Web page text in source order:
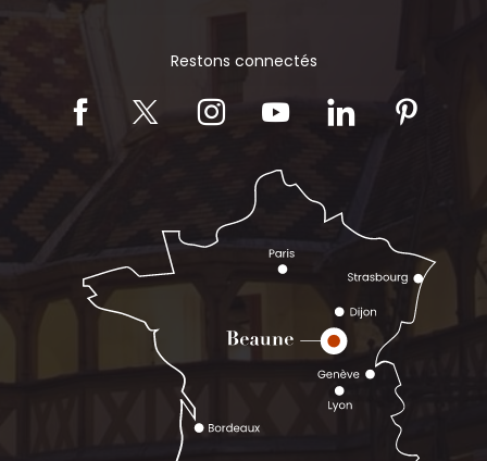
Restons connectés